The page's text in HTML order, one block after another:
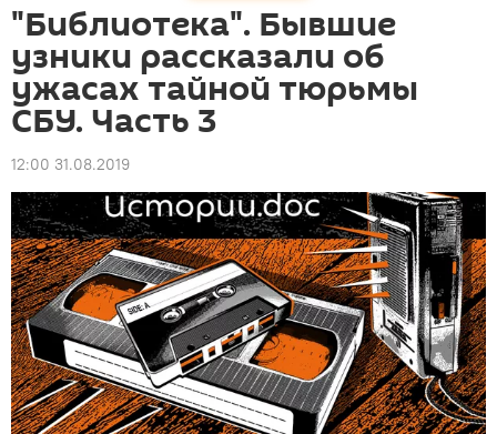
"Библиотека". Бывшие
узники рассказали об
ужасах тайной тюрьмы
СБУ. Часть 3
12:00 31.08.2019